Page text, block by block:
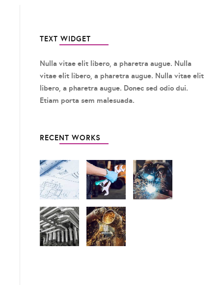
TEXT WIDGET
Nulla vitae elit libero, a pharetra augue. Nulla
vitae elit libero, a pharetra augue. Nulla vitae elit
libero, a pharetra augue. Donec sed odio dui.
Etiam porta sem malesuada.
RECENT WORKS